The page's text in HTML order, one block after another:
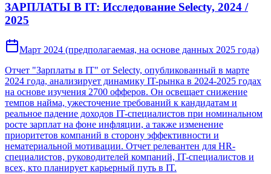
ЗАРПЛАТЫ В IT: Исследование Selecty, 2024 /
2025
Март 2024 (предполагаемая, на основе данных 2025 года)
Отчет "Зарплаты в IT" от Selecty, опубликованный в марте
2024 года, анализирует динамику IT-рынка в 2024-2025 годах
на основе изучения 2700 офферов. Он освещает снижение
темпов найма, ужесточение требований к кандидатам и
реальное падение доходов IT-специалистов при номинальном
росте зарплат на фоне инфляции, а также изменение
приоритетов компаний в сторону эффективности и
нематериальной мотивации. Отчет релевантен для HR-
специалистов, руководителей компаний, IT-специалистов и
всех, кто планирует карьерный путь в IT.